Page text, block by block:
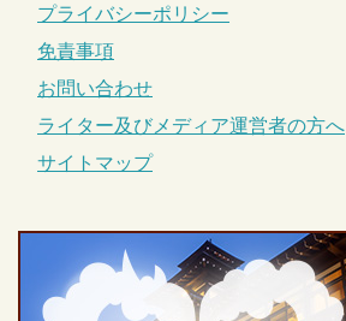
プライバシーポリシー
免責事項
お問い合わせ
ライター及びメディア運営者の方へ
サイトマップ